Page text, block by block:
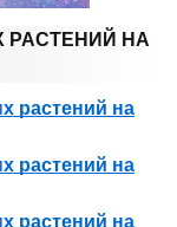
РАСТЕНИЙ НА
растений на
растений на
растений на